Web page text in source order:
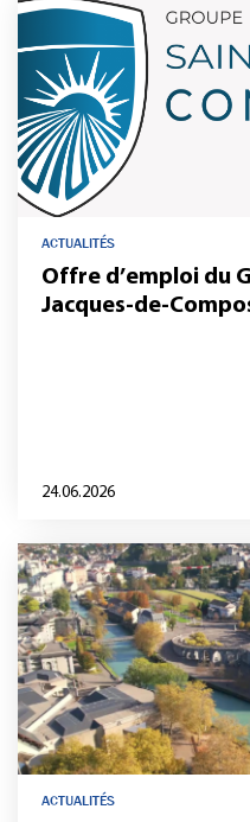
ACTUALITÉS
Offre d’emploi du
Jacques-de-
24.06.2026
ACTUALITÉS